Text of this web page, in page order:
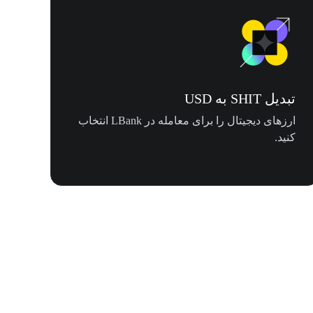
تبدیل SHIT به USD
ارزهای دیجیتال را برای معامله در LBank انتخاب
کنید.